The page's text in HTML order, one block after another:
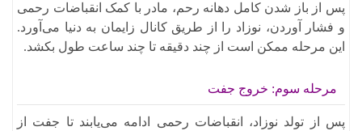
پس از باز شدن کامل دهانه رحم، مادر با کمک انقباضات رحمی
و فشار آوردن، نوزاد را از طریق کانال زایمان به دنیا می‌آورد.
این مرحله ممکن است از چند دقیقه تا چند ساعت طول بکشد.
مرحله سوم: خروج جفت
پس از تولد نوزاد، انقباضات رحمی ادامه می‌یابند تا جفت از